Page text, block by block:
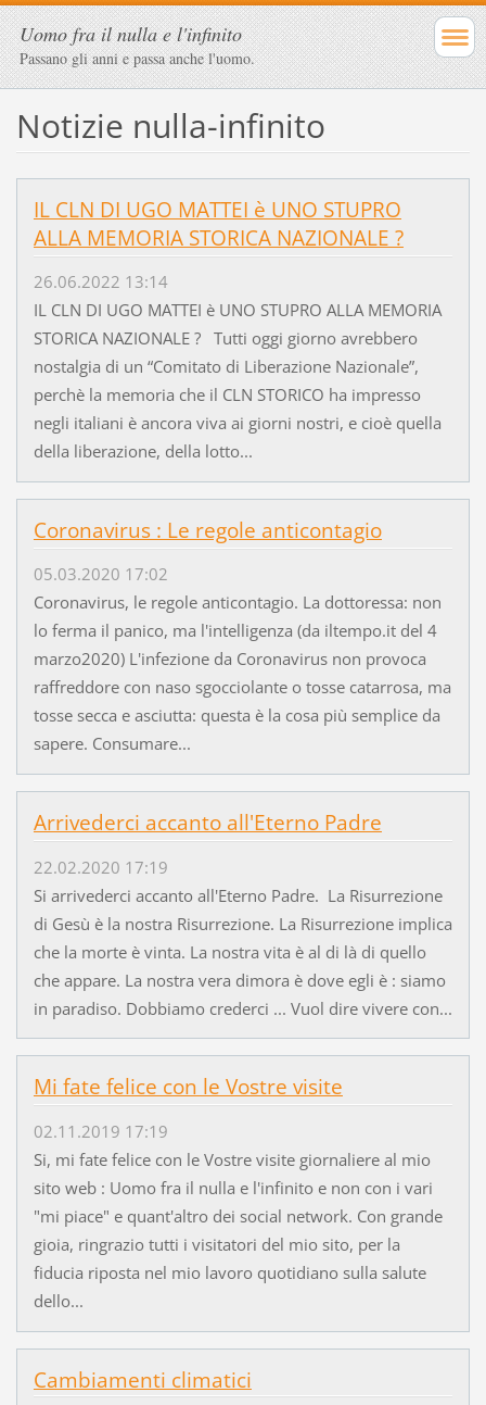
Uomo fra il nulla e l'infinito
Passano gli anni e passa anche l'uomo.
Notizie nulla-infinito
IL CLN DI UGO MATTEI è UNO STUPRO
ALLA MEMORIA STORICA NAZIONALE ?
26.06.2022 13:14
IL CLN DI UGO MATTEI è UNO STUPRO ALLA MEMORIA
STORICA NAZIONALE ? Tutti oggi giorno avrebbero
nostalgia di un “Comitato di Liberazione Nazionale”,
perchè la memoria che il CLN STORICO ha impresso
negli italiani è ancora viva ai giorni nostri, e cioè quella
della liberazione, della lotto...
Coronavirus : Le regole anticontagio
05.03.2020 17:02
Coronavirus, le regole anticontagio. La dottoressa: non
lo ferma il panico, ma l'intelligenza (da iltempo.it del 4
marzo2020) L'infezione da Coronavirus non provoca
raffreddore con naso sgocciolante o tosse catarrosa, ma
tosse secca e asciutta: questa è la cosa più semplice da
sapere. Consumare...
Arrivederci accanto all'Eterno Padre
22.02.2020 17:19
Si arrivederci accanto all'Eterno Padre. La Risurrezione
di Gesù è la nostra Risurrezione. La Risurrezione implica
che la morte è vinta. La nostra vita è al di là di quello
che appare. La nostra vera dimora è dove egli è : siamo
in paradiso. Dobbiamo crederci ... Vuol dire vivere con...
Mi fate felice con le Vostre visite
02.11.2019 17:19
Si, mi fate felice con le Vostre visite giornaliere al mio
sito web : Uomo fra il nulla e l'infinito e non con i vari
"mi piace" e quant'altro dei social network. Con grande
gioia, ringrazio tutti i visitatori del mio sito, per la
fiducia riposta nel mio lavoro quotidiano sulla salute
dello...
Cambiamenti climatici